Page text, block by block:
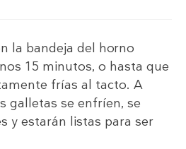
la bandeja del horno
15 minutos, o hasta que
frías al tacto. A
galletas se enfríen, se
y estarán listas para ser